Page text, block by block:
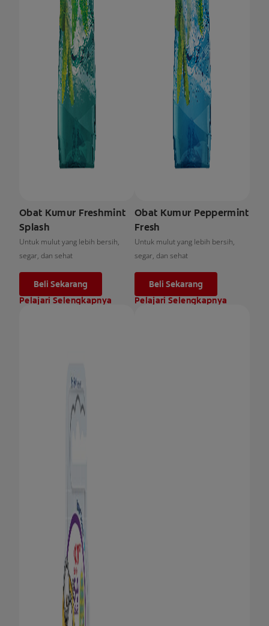
Obat Kumur Freshmint
Splash
Untuk mulut yang lebih bersih,
segar, dan sehat
Beli Sekarang
Pelajari Selengkapnya
Obat Kumur Peppermint
Fresh
Untuk mulut yang lebih bersih,
segar, dan sehat
Beli Sekarang
Pelajari Selengkapnya